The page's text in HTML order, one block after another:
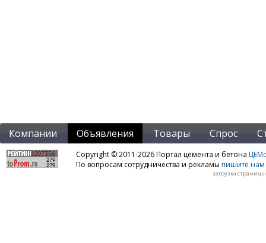
Компании Объявления Товары Спрос
Copyright © 2011-2026 Портал цемента и бетона
По вопросам сотрудничества и рекламы пишите нам
загрузка